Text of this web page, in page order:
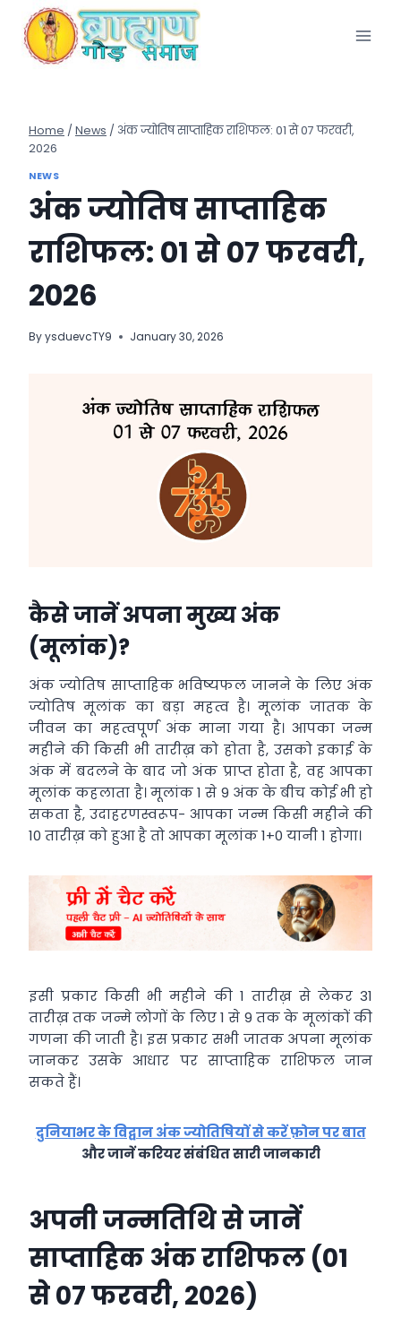
content
Home / News / अंक ज्योतिष साप्ताहिक राशिफल: 01 से 07 फरवरी,
2026
NEWS
अंक ज्योतिष साप्ताहिक
राशिफल: 01 से 07 फरवरी,
2026
ByysduevcTY9 January 30, 2026
कैसे जानें अपना मुख्य अंक
(मूलांक)?
अंक ज्योतिष साप्ताहिक भविष्यफल जानने के लिए अंक
ज्योतिष मूलांक का बड़ा महत्व है। मूलांक जातक के
जीवन का महत्वपूर्ण अंक माना गया है। आपका जन्म
महीने की किसी भी तारीख़ को होता है, उसको इकाई के
अंक में बदलने के बाद जो अंक प्राप्त होता है, वह आपका
मूलांक कहलाता है। मूलांक 1 से 9 अंक के बीच कोई भी हो
सकता है, उदाहरणस्वरूप- आपका जन्म किसी महीने की
10 तारीख़ को हुआ है तो आपका मूलांक 1+0 यानी 1 होगा।
इसी प्रकार किसी भी महीने की 1 तारीख़ से लेकर 31
तारीख़ तक जन्मे लोगों के लिए 1 से 9 तक के मूलांकों की
गणना की जाती है। इस प्रकार सभी जातक अपना मूलांक
जानकर उसके आधार पर साप्ताहिक राशिफल जान
सकते हैं।
दुनियाभर के विद्वान अंक ज्योतिषियों से करें फ़ोन पर बात
और जानें करियर संबंधित सारी जानकारी
अपनी जन्मतिथि से जानें
साप्ताहिक अंक राशिफल (01
से 07 फरवरी, 2026)